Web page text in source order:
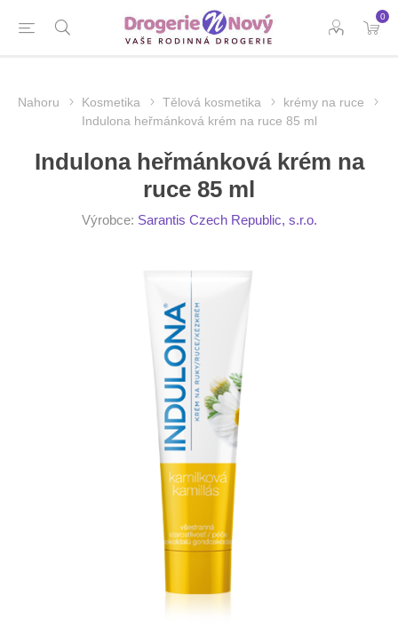
0
Nahoru Kosmetika Tělová kosmetika
krémy na ruce
Indulona heřmánková krém na ruce 85 ml
Indulona heřmánková krém na
ruce 85 ml
Výrobce: Sarantis Czech Republic, s.r.o.